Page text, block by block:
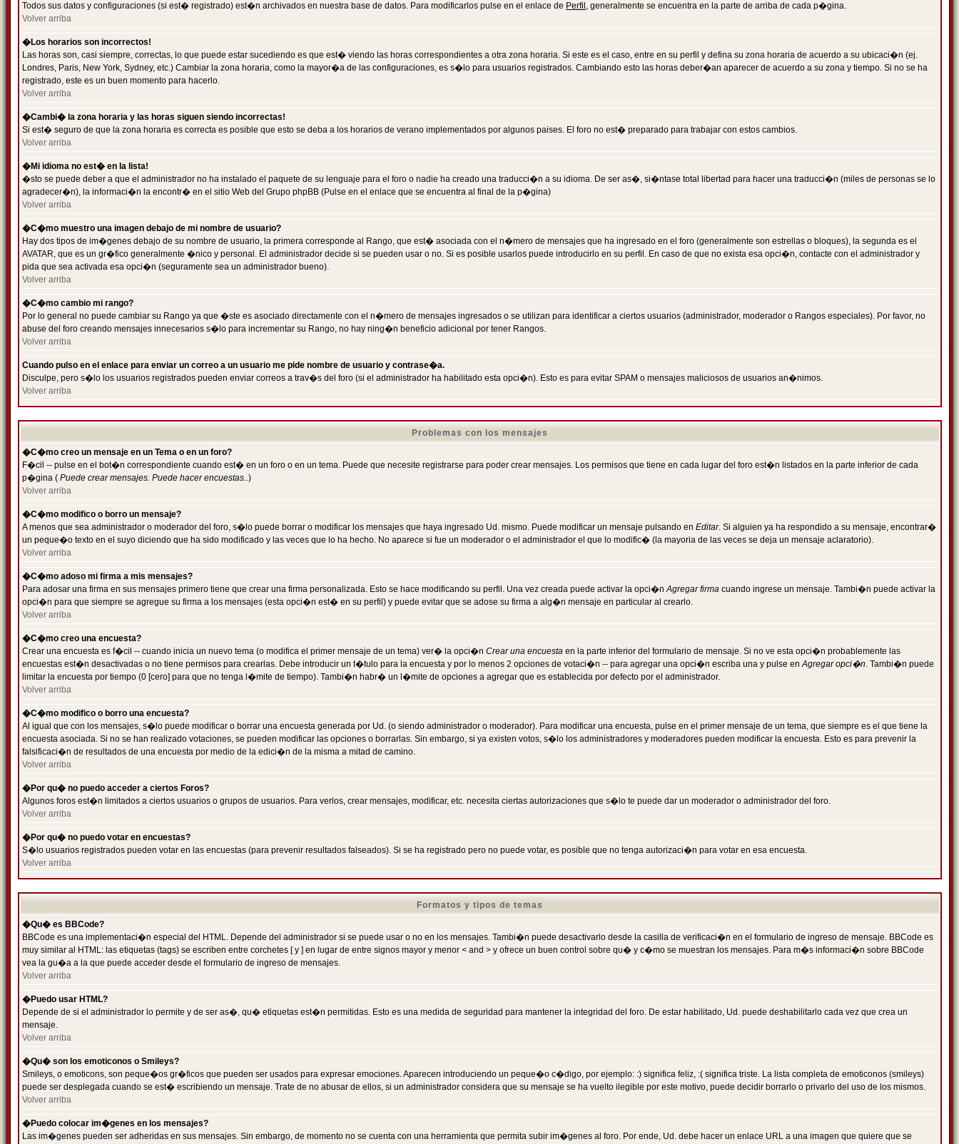
Todos sus datos y configuraciones (si est� registrado) est�n archivados en nuestra base de datos. Para modificarlos pulse en el enlace de Perfil , generalmente se encuentra en la parte de arriba de cada p�gina.
Volver arriba
�Los horarios son incorrectos!
Las horas son, casi siempre, correctas, lo que puede estar sucediendo es que est� viendo las horas correspondientes a otra zona horaria. Si este es el caso, entre en su perfil y defina su zona horaria de acuerdo a su ubicaci�n (ej.
Londres, Paris, New York, Sydney, etc.) Cambiar la zona horaria, como la mayor�a de las configuraciones, es s�lo para usuarios registrados. Cambiando esto las horas deber�an aparecer de acuerdo a su zona y tiempo. Si no se ha
registrado, este es un buen momento para hacerlo.
Volver arriba
�Cambi� la zona horaria y las horas siguen siendo incorrectas!
Si est� seguro de que la zona horaria es correcta es posible que esto se deba a los horarios de verano implementados por algunos paises. El foro no est� preparado para trabajar con estos cambios.
Volver arriba
�Mi idioma no est� en la lista!
�sto se puede deber a que el administrador no ha instalado el paquete de su lenguaje para el foro o nadie ha creado una traducci�n a su idioma. De ser as�, si�ntase total libertad para hacer una traducci�n (miles de personas se lo
agradecer�n), la informaci�n la encontr� en el sitio Web del Grupo phpBB (Pulse en el enlace que se encuentra al final de la p�gina)
Volver arriba
�C�mo muestro una imagen debajo de mi nombre de usuario?
Hay dos tipos de im�genes debajo de su nombre de usuario, la primera corresponde al Rango, que est� asociada con el n�mero de mensajes que ha ingresado en el foro (generalmente son estrellas o bloques), la segunda es el
AVATAR, que es un gr�fico generalmente �nico y personal. El administrador decide si se pueden usar o no. Si es posible usarlos puede introducirlo en su perfil. En caso de que no exista esa opci�n, contacte con el administrador y
pida que sea activada esa opci�n (seguramente sea un administrador bueno).
Volver arriba
�C�mo cambio mi rango?
Por lo general no puede cambiar su Rango ya que �ste es asociado directamente con el n�mero de mensajes ingresados o se utilizan para identificar a ciertos usuarios (administrador, moderador o Rangos especiales). Por favor, no
abuse del foro creando mensajes innecesarios s�lo para incrementar su Rango, no hay ning�n beneficio adicional por tener Rangos.
Volver arriba
Cuando pulso en el enlace para enviar un correo a un usuario me pide nombre de usuario y contrase�a.
Disculpe, pero s�lo los usuarios registrados pueden enviar correos a trav�s del foro (si el administrador ha habilitado esta opci�n). Esto es para evitar SPAM o mensajes maliciosos de usuarios an�nimos.
Volver arriba
Problemas con los mensajes
�C�mo creo un mensaje en un Tema o en un foro?
F�cil -- pulse en el bot�n correspondiente cuando est� en un foro o en un tema. Puede que necesite registrarse para poder crear mensajes. Los permisos que tiene en cada lugar del foro est�n listados en la parte inferior de cada
p�gina ( Puede crear mensajes. Puede hacer encuestas..)
Volver arriba
�C�mo modifico o borro un mensaje?
A menos que sea administrador o moderador del foro, s�lo puede borrar o modificar los mensajes que haya ingresado Ud. mismo. Puede modificar un mensaje pulsando en Editar. Si alguien ya ha respondido a su mensaje, encontrar�
un peque�o texto en el suyo diciendo que ha sido modificado y las veces que lo ha hecho. No aparece si fue un moderador o el administrador el que lo modific� (la mayoria de las veces se deja un mensaje aclaratorio).
Volver arriba
�C�mo adoso mi firma a mis mensajes?
Para adosar una firma en sus mensajes primero tiene que crear una firma personalizada. Esto se hace modificando su perfil. Una vez creada puede activar la opci�nAgregar firma cuando ingrese un mensaje. Tambi�n puede activar la
opci�n para que siempre se agregue su firma a los mensajes (esta opci�n est� en su perfil) y puede evitar que se adose su firma a alg�n mensaje en particular al crearlo.
Volver arriba
�C�mo creo una encuesta?
Crear una encuesta es f�cil -- cuando inicia un nuevo tema (o modifica el primer mensaje de un tema) ver� la opci�n Crear una encuesta en la parte inferior del formulario de mensaje. Si no ve esta opci�n probablemente las
encuestas est�n desactivadas o no tiene permisos para crearlas. Debe introducir un t�tulo para la encuesta y por lo menos 2 opciones de votaci�n -- para agregar una opci�n escriba una y pulse enAgregar opci�n. Tambi�n puede
limitar la encuesta por tiempo (0 [cero] para que no tenga l�mite de tiempo). Tambi�n habr� un l�mite de opciones a agregar que es establecida por defecto por el administrador.
Volver arriba
�C�mo modifico o borro una encuesta?
Al igual que con los mensajes, s�lo puede modificar o borrar una encuesta generada por Ud. (o siendo administrador o moderador). Para modificar una encuesta, pulse en el primer mensaje de un tema, que siempre es el que tiene la
encuesta asociada. Si no se han realizado votaciones, se pueden modificar las opciones o borrarlas. Sin embargo, si ya existen votos, s�lo los administradores y moderadores pueden modificar la encuesta. Esto es para prevenir la
falsificaci�n de resultados de una encuesta por medio de la edici�n de la misma a mitad de camino.
Volver arriba
�Por qu� no puedo acceder a ciertos Foros?
Algunos foros est�n limitados a ciertos usuarios o grupos de usuarios. Para verlos, crear mensajes, modificar, etc. necesita ciertas autorizaciones que s�lo te puede dar un moderador o administrador del foro.
Volver arriba
�Por qu� no puedo votar en encuestas?
S�lo usuarios registrados pueden votar en las encuestas (para prevenir resultados falseados). Si se ha registrado pero no puede votar, es posible que no tenga autorizaci�n para votar en esa encuesta.
Volver arriba
Formatos y tipos de temas
�Qu� es BBCode?
BBCode es una implementaci�n especial del HTML. Depende del administrador si se puede usar o no en los mensajes. Tambi�n puede desactivarlo desde la casilla de verificaci�n en el formulario de ingreso de mensaje. BBCode es
muy similar al HTML: las etiquetas (tags) se escriben entre corchetes [ y ] en lugar de entre signos mayor y menor < and > y ofrece un buen control sobre qu� y c�mo se muestran los mensajes. Para m�s informaci�n sobre BBCode
vea la gu�a a la que puede acceder desde el formulario de ingreso de mensajes.
Volver arriba
�Puedo usar HTML?
Depende de si el administrador lo permite y de ser as�, qu� etiquetas est�n permitidas. Esto es una medida de seguridad para mantener la integridad del foro. De estar habilitado, Ud. puede deshabilitarlo cada vez que crea un
mensaje.
Volver arriba
�Qu� son los emoticonos o Smileys?
Smileys, o emoticons, son peque�os gr�ficos que pueden ser usados para expresar emociones. Aparecen introduciendo un peque�o c�digo, por ejemplo: :) significa feliz, :( significa triste. La lista completa de emoticonos (smileys)
puede ser desplegada cuando se est� escribiendo un mensaje. Trate de no abusar de ellos, si un administrador considera que su mensaje se ha vuelto ilegible por este motivo, puede decidir borrarlo o privarlo del uso de los mismos.
Volver arriba
�Puedo colocar im�genes en los mensajes?
Las im�genes pueden ser adheridas en sus mensajes. Sin embargo, de momento no se cuenta con una herramienta que permita subir im�genes al foro. Por ende, Ud. debe hacer un enlace URL a una imagen que quiere que se